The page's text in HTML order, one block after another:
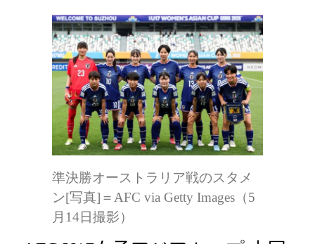
準決勝オーストラリア戦のスタメ
ン[写真]＝AFC via Getty Images（5
月14日撮影）